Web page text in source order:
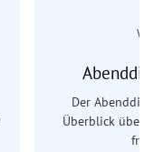
Der
Überblick über